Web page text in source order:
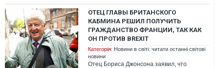
ОТЕЦ ГЛАВЫ БРИТАНСКОГО
КАБМИНА РЕШИЛ ПОЛУЧИТЬ
ГРАЖДАНСТВО ФРАНЦИИ, ТАК КАК
ОН ПРОТИВ BREXIT
Категорія: Новини в світі: читати останні світові
новини
Отец Бориса Джонсона заявил, что